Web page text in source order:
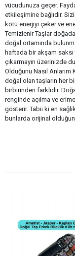
vücudunuza geçer.
etkileşimine bağlıdır.
kötü enerjiyi çeker ve
Temizlenir Taşlar
doğal ortamında
haftada bir akşam saksı
çıkarmayın üzerinizde
Olduğunu Nasıl
doğal olan taşların her
birbirinden farklıdır.
renginde açılma ve
gösterir. Tabii ki en
bunlarda orijinal